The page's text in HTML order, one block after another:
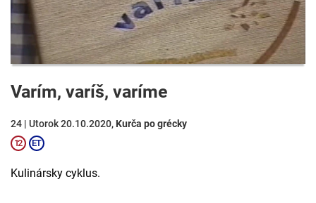
Varím, varíš, varíme
24 | Utorok 20.10.2020, Kurča po grécky
Kulinársky cyklus.